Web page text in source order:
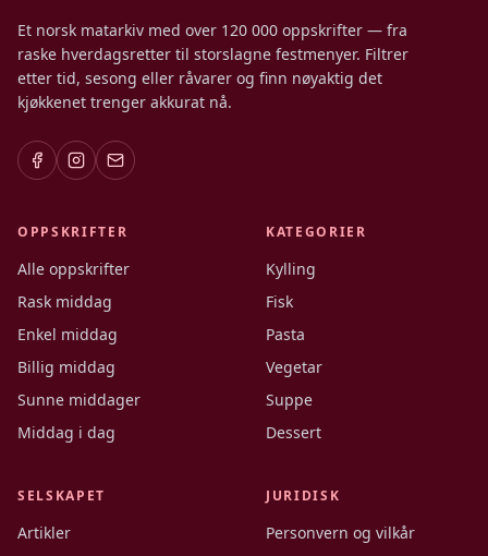
Et norsk matarkiv med over 120 000 oppskrifter — fra
raske hverdagsretter til storslagne festmenyer. Filtrer
etter tid, sesong eller råvarer og finn nøyaktig det
kjøkkenet trenger akkurat nå.
OPPSKRIFTER
Alle oppskrifter
Rask middag
Enkel middag
Billig middag
Sunne middager
Middag i dag
KATEGORIER
Kylling
Fisk
Pasta
Vegetar
Suppe
Dessert
SELSKAPET
Artikler
JURIDISK
Personvern og vilkår